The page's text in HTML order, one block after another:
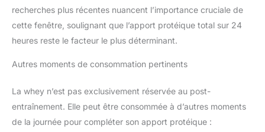
recherches plus récentes nuancent l’importance cruciale de
cette fenêtre, soulignant que l’apport protéique total sur 24
heures reste le facteur le plus déterminant.
Autres moments de consommation pertinents
La whey n’est pas exclusivement réservée au post-
entraînement. Elle peut être consommée à d’autres moments
de la journée pour compléter son apport protéique :